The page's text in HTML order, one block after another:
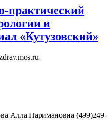
практический
и
«Кутузовский»
Алла Наримановна (499)249-